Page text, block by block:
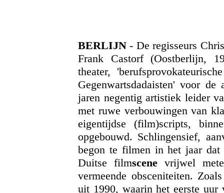
BERLIJN- De regisseurs
Frank Castorf (Oostberlijn,
theater,
Gegenwartsdadaisten' voor
jaren negentig artistiek leider
met ruwe verbouwingen van
eigentijdse (film)scripts,
opgebouwd. Schlingensief,
begon te filmen in het jaar dat
Duitse filmscene vrijwel
vermeende obsceniteiten.
uit 1990, waarin het eerste uur